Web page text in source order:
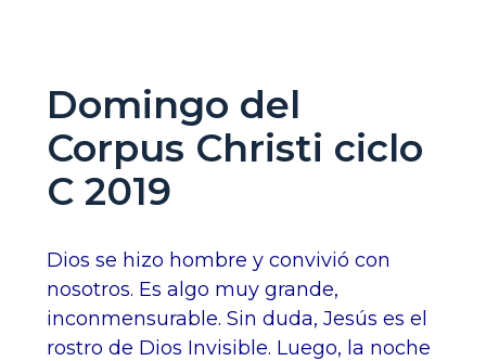
Domingo del
Corpus Christi ciclo
C 2019
Dios se hizo hombre y convivió con
nosotros. Es algo muy grande,
inconmensurable. Sin duda, Jesús es el
rostro de Dios Invisible. Luego, la noche